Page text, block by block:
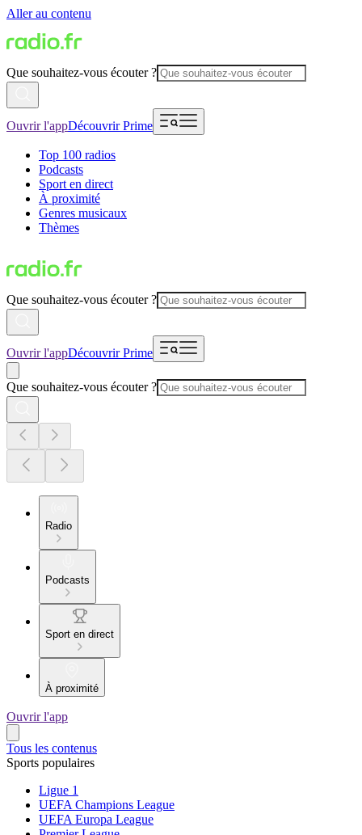
Aller au contenu
Que souhaitez-vous écouter ?
Ouvrir l'appDécouvrir Prime
Top 100 radios
Podcasts
Sport en direct
À proximité
Genres musicaux
Thèmes
Que souhaitez-vous écouter ?
Ouvrir l'appDécouvrir Prime
Que souhaitez-vous écouter ?
Radio
Podcasts
Sport en direct
À proximité
Ouvrir l'app
Tous les contenus
Sports populaires
Ligue 1
UEFA Champions League
UEFA Europa League